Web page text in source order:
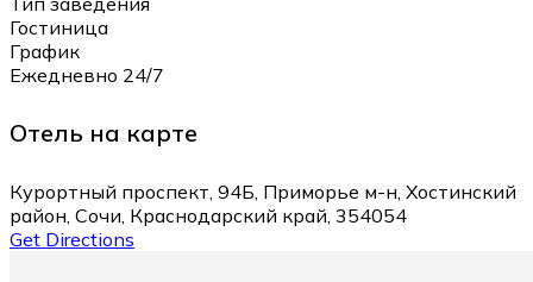
Гостиница
График
Ежедневно 24/7
Отель на карте
Курортный проспект, 94Б, Приморье м-н, Хостинский
район, Сочи, Краснодарский край, 354054
Get Directions